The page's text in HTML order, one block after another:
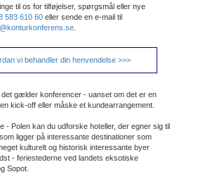
til os for tilføjelser, spørgsmål eller nye
583 610 60 eller sende en e-mail til
.
vi behandler din henvendelse >>>
gælder konferencer - uanset om det er en
kick-off eller måske et kundearrangement.
- Polen kan du udforske hoteller, der egner sig til
ligger på interessante destinationer som
kulturelt og historisk interessante byer
- feriestederne ved landets eksotiske
Sopot.